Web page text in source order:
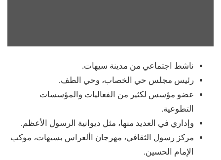
ناشط اجتماعي من مدينة سيهات.
رئيس مجلس حي الخصاب، وحي الطف.
عضو مؤسس لكثير من الفعاليات والمؤسسات
التطوعية.
وإداري في العديد منها، مثل ديوانية الرسول الأعظم.
مركز رسول الثقافي، مهرجان األعراس بسيهات، موكب
الإمام الحسين.